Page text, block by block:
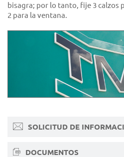
bisagra; por lo tanto, fije 3 calzos
2 para la ventana.
SOLICITUD DE
DOCUMENTOS